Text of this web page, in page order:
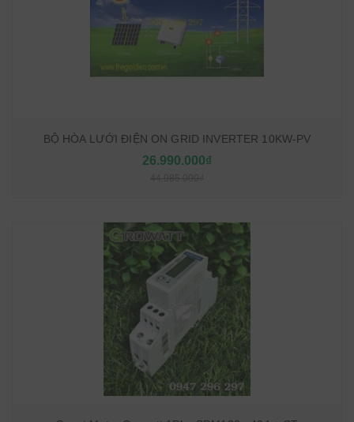
BỘ HÒA LƯỚI ĐIỆN ON GRID INVERTER 10KW-PV
26.990.000₫